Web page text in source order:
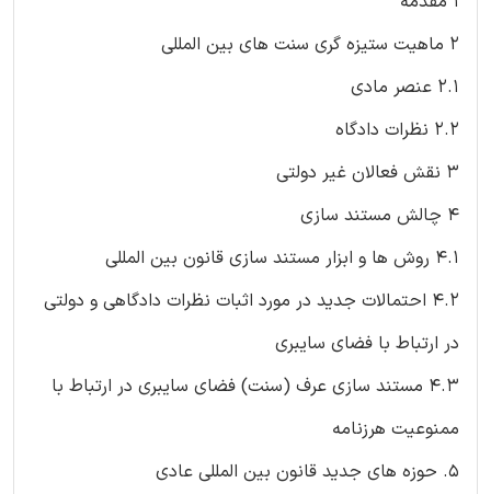
2 ماهیت ستیزه گری سنت های بین المللی
2.1 عنصر مادی
2.2 نظرات دادگاه
3 نقش فعالان غیر دولتی
4 چالش مستند سازی
4.1 روش ها و ابزار مستند سازی قانون بین المللی
4.2 احتمالات جدید در مورد اثبات نظرات دادگاهی و دولتی
در ارتباط با فضای سایبری
4.3 مستند سازی عرف (سنت) فضای سایبری در ارتباط با
ممنوعیت هرزنامه
5. حوزه های جدید قانون بین المللی عادی